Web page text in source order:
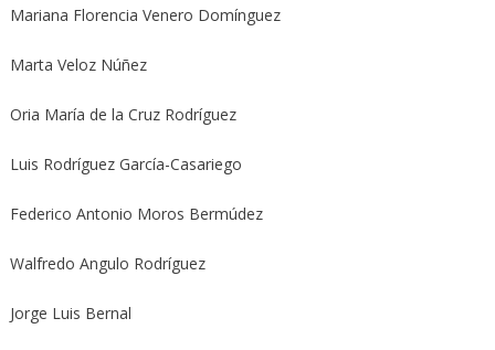
Mariana Florencia Venero Domínguez
Marta Veloz Núñez
Oria María de la Cruz Rodríguez
Luis Rodríguez García-Casariego
Federico Antonio Moros Bermúdez
Walfredo Angulo Rodríguez
Jorge Luis Bernal